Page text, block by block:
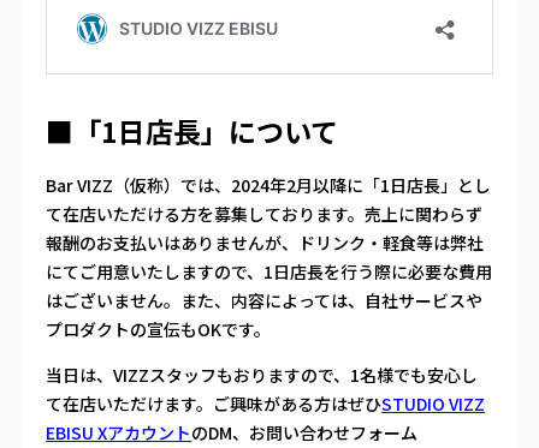
■「1日店長」について
Bar VIZZ（仮称）では、2024年2月以降に「1日店長」とし
て在店いただける方を募集しております。売上に関わらず
報酬のお支払いはありませんが、ドリンク・軽食等は弊社
にてご用意いたしますので、1日店長を行う際に必要な費用
はございません。また、内容によっては、自社サービスや
プロダクトの宣伝もOKです。
当日は、VIZZスタッフもおりますので、1名様でも安心し
て在店いただけます。ご興味がある方はぜひSTUDIO VIZZ
EBISU XアカウントのDM、お問い合わせフォーム